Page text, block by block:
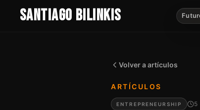
SANTIAGO BILINKIS
Volver a artículos
ARTÍCULOS
ENTREPRENEURSHIP 5